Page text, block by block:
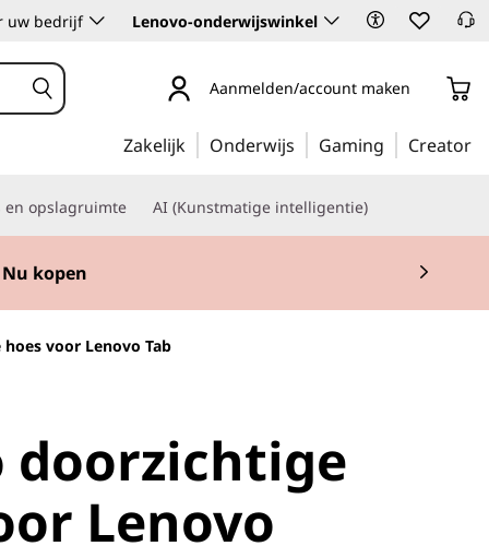
uw bedrijf Lenovo-onderwijswinkel
Aanmelden/account maken
Zakelijk Onderwijs Gaming Creator
en opslagruimte AI (Kunstmatige intelligentie)
Nu kopen
voor Lenovo Tab
doorzichtige
Lenovo